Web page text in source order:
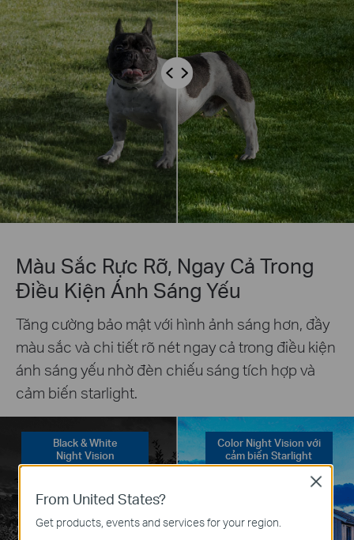
Màu Sắc Rực Rỡ, Ngay Cả Trong
Điều Kiện Ánh Sáng Yếu
Tăng cường bảo mật với hình ảnh sáng hơn, đầy
màu sắc và chi tiết rõ nét ngay cả trong điều kiện
ánh sáng yếu nhờ đèn chiếu sáng tích hợp và
cảm biến starlight.
Black & White
Night Vision
Color Night Vision với
cảm biến Starlight
From United States?
Get products, events and services for your region.
Close